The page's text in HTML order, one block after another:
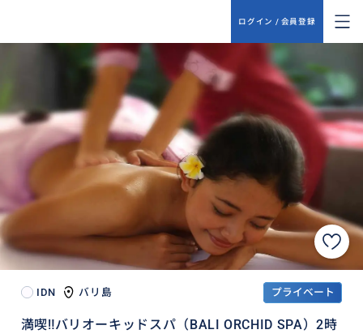
ログイン / 会員登録
IDN バリ島 プライベート
満喫‼️バリオーキッドスパ（BALI ORCHID SPA）2時